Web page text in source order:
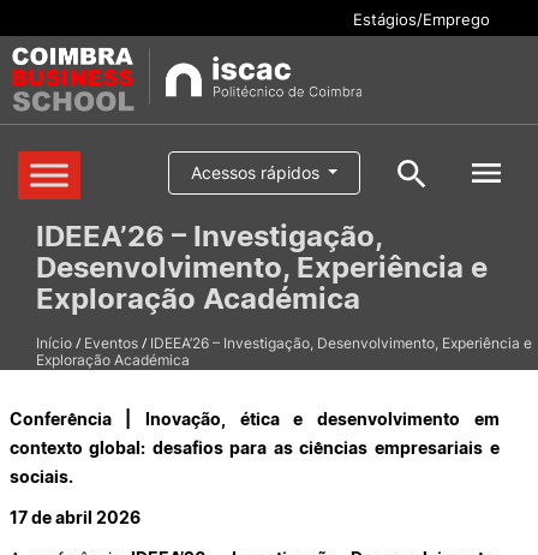
Cursos
Aluno/a
Serviços
Internacional
Candidaturas
Estágios/Emprego
Acessos rápidos
Pesquisar
Oferta formativa
IDEEA’26 – Investigação,
Desenvolvimento, Experiência e
Exploração Académica
Início / Eventos / IDEEA’26 – Investigação, Desenvolvimento, Experiência e
Exploração Académica
Conferência | Inovação, ética e desenvolvimento em
contexto global: desafios para as ciências empresariais e
sociais.
17 de abril 2026